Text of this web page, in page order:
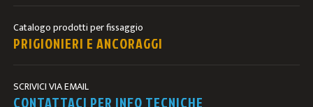
Catalogo prodotti per fissaggio
PRIGIONIERI E ANCORAGGI
SCRIVICI VIA EMAIL
CONTATTACI PER INFO TECNICHE